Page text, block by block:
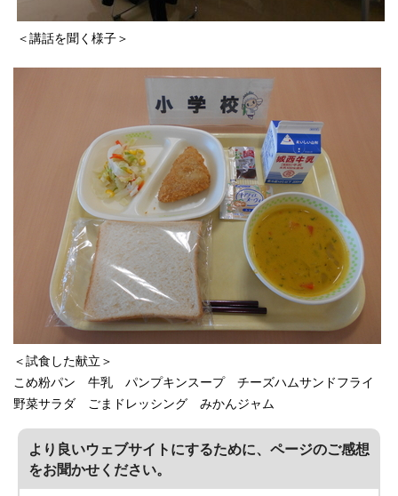
＜講話を聞く様子＞
＜試食した献立＞
こめ粉パン 牛乳 パンプキンスープ チーズハムサンドフライ
野菜サラダ ごまドレッシング みかんジャム
より良いウェブサイトにするために、ページのご感想
をお聞かせください。